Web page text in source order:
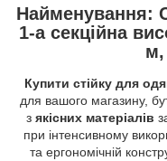
Найменування:
1-а секційна
м,
Купити стійку для
для вашого магазину,
з якісних матеріалів
при інтенсивному
та ергономічній